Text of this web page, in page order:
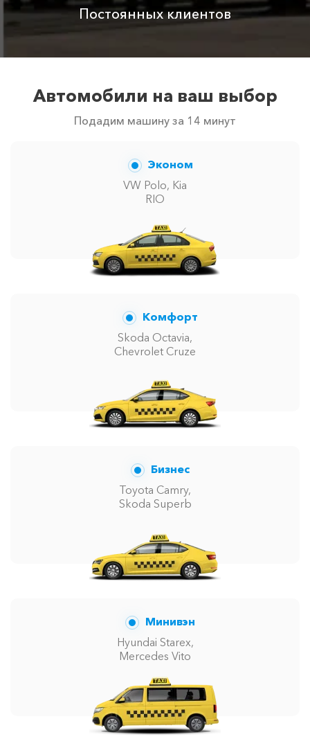
автомобилей в г Анапа. Точную цену вам сообщит
Постоянных клиентов
Автомобили на ваш выбор
Подадим машину за 14 минут
Эконом
VW Polo, Kia
RIO
Комфорт
Skoda Octavia,
Chevrolet Cruze
Бизнес
Toyota Camry,
Skoda Superb
Минивэн
Hyundai Starex,
Mercedes Vito